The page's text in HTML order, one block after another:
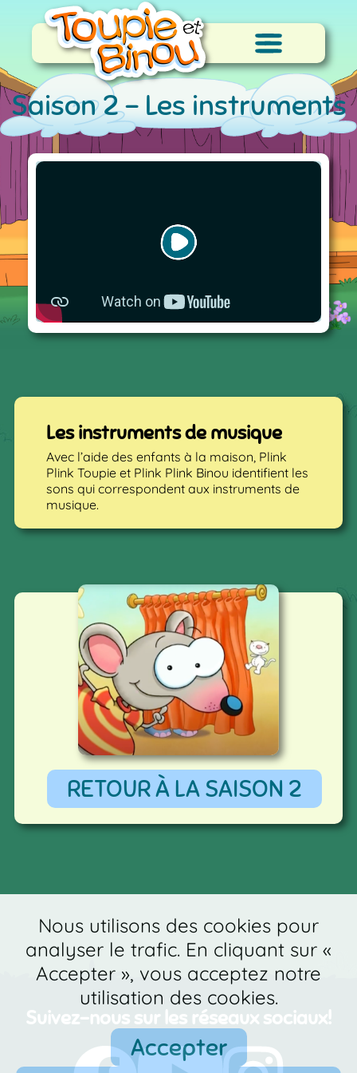
Saison 2 - Les instruments
de musique
Les instruments de musique
Avec l’aide des enfants à la maison, Plink
Plink Toupie et Plink Plink Binou identifient les
sons qui correspondent aux instruments de
musique.
RETOUR À LA SAISON 2
Suivez-nous sur les réseaux sociaux!
Nous utilisons des cookies pour
analyser le trafic. En cliquant sur «
Accepter », vous acceptez notre
utilisation des cookies.
Accepter